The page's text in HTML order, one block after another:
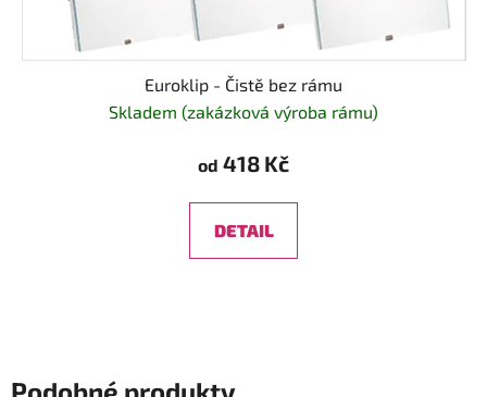
Euroklip - Čistě bez rámu
Skladem (zakázková výroba rámu)
od 418 Kč
DETAIL